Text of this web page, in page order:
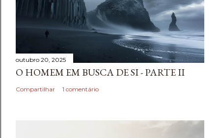
outubro 20, 2025
O HOMEM EM BUSCA DE SI - PARTE II
Compartilhar 1 comentário